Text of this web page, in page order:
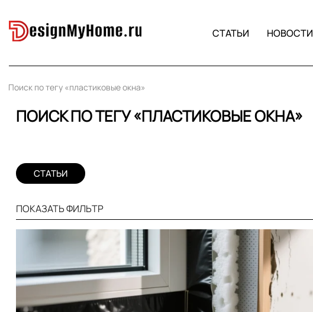
СТАТЬИ НОВОСТИ
Поиск по тегу «пластиковые окна»
ПОИСК ПО ТЕГУ «ПЛАСТИКОВЫЕ ОКНА»
СТАТЬИ
ПОКАЗАТЬ ФИЛЬТР